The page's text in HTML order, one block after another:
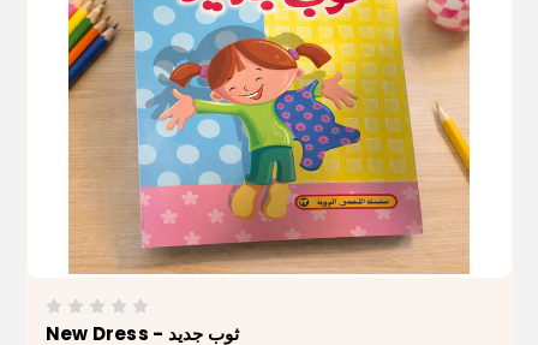
New Dress - ثوب جديد